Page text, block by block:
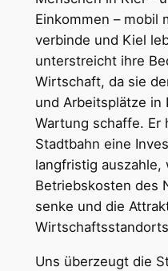
Einkommen – mobil
verbinde und Kiel
unterstreicht ihre
Wirtschaft, da sie
und Arbeitsplätze in
Wartung schaffe. Er
Stadtbahn eine
langfristig auszahle,
Betriebskosten des
senke und die
Uns überzeugt die